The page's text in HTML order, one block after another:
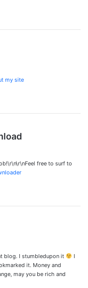
my site
free to surf to
blog. I stumbledupon it
I
it. Money and
may you be rich and